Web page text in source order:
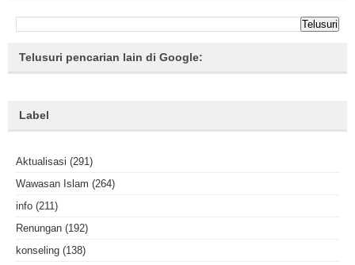
Telusuri pencarian lain di Google:
Label
Aktualisasi (291)
Wawasan Islam (264)
info (211)
Renungan (192)
konseling (138)